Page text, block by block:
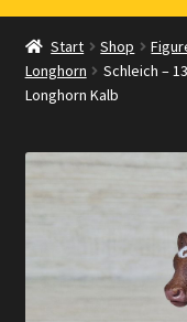
Start
Vertrag widerrufen
Warenkorb
Start Shop
Longhorn
Schleich –
Longhorn Kalb